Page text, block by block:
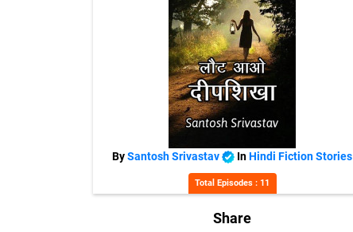
BySantosh Srivastav InHindi Fiction Stories
Total Episodes : 11
Share